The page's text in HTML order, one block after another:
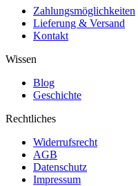
Zahlungsmöglichkeiten
Lieferung & Versand
Kontakt
Wissen
Blog
Geschichte
Rechtliches
Widerrufsrecht
AGB
Datenschutz
Impressum